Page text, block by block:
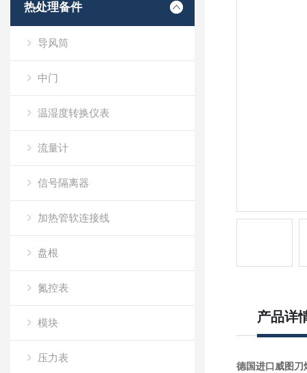
热处理备件
导风筒
中门
温湿度转换仪表
流量计
信号隔离器
加热管软连接线
盘根
氮控表
模块
压力表
产品详
德国进口威图刀